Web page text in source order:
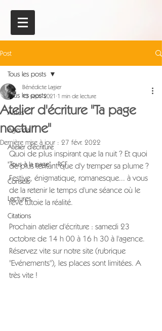
Post
Tous les posts
Actus
Agenda
Atelier d'écriture
"Tous à la page" - RCF
Conseils
Lectures
Citations
Tous les posts
Atelier d'écriture "Ta page
nocturne"
Bénédicte Lagier
13 sept. 2021 1 min de lecture
Dernière mise à jour : 27 févr. 2022
Quoi de plus inspirant que la nuit ? Et quoi
de plus tentant que d'y tremper sa plume ?
Festive, énigmatique, romanesque... à vous
de la retenir le temps d'une séance où le
rêve tutoie la réalité.
Prochain atelier d'écriture : samedi 23
octobre de 14 h 00 à 16 h 30 à l'agence.
Réservez vite sur notre site (rubrique
"Evénements"), les places sont limitées. A
très vite !